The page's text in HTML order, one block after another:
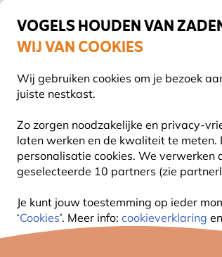
VOGELS HOUDEN VAN
WIJ VAN COOKIES
Wij gebruiken cookies om je bezoek
juiste nestkast.
Zo zorgen noodzakelijke en privacy-
laten werken en de kwaliteit te
personalisatie cookies. We verwerken
geselecteerde 10 partners (zie
Je kunt jouw toestemming op ieder
‘Cookies’. Meer info: cookieverklaring en
Uitstekend beoordeeld door klanten
Gratis thuisbezorgd bij orders vanaf
VOGELVOER VOEDERSYSTEMEN